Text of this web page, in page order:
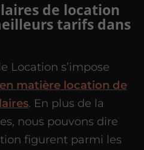
de location
tarifs dans
Location s’impose
matière location de
. En plus de la
nous pouvons dire
figurent parmi les